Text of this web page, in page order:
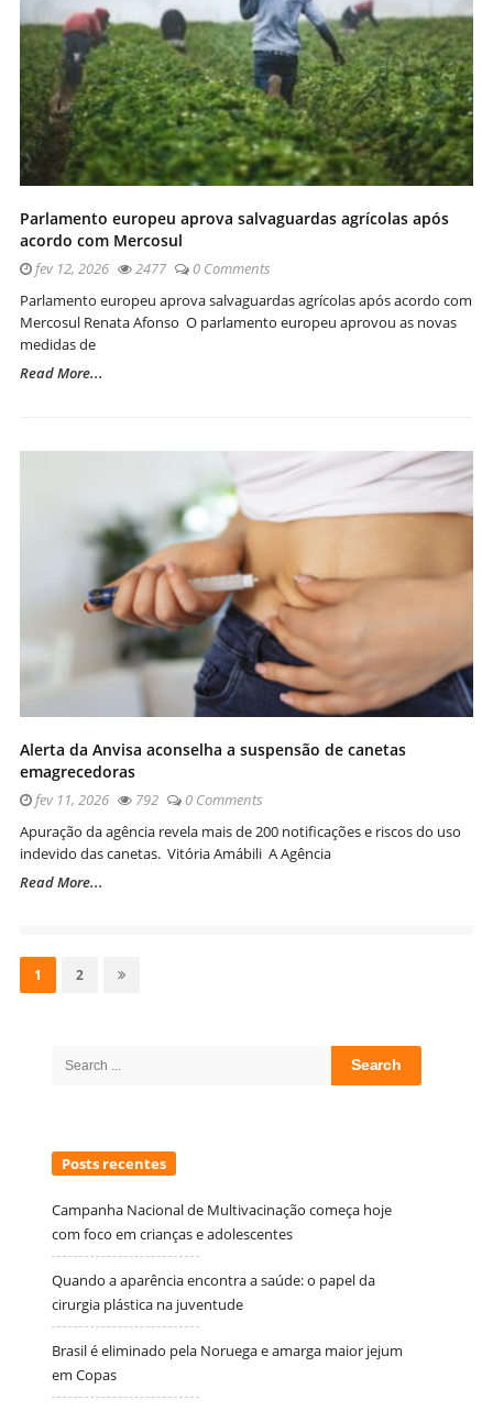
Parlamento europeu aprova salvaguardas agrícolas após
acordo com Mercosul
fev 12, 2026 2477
0 Comments
Parlamento europeu aprova salvaguardas agrícolas após acordo com
Mercosul Renata Afonso O parlamento europeu aprovou as novas
medidas de
Read More...
Alerta da Anvisa aconselha a suspensão de canetas
emagrecedoras
fev 11, 2026 792
0 Comments
Apuração da agência revela mais de 200 notificações e riscos do uso
indevido das canetas. Vitória Amábili A Agência
Read More...
por
posts
Page
1 Page
2
Search
Posts recentes
Campanha Nacional de Multivacinação começa hoje
com foco em crianças e adolescentes
Quando a aparência encontra a saúde: o papel da
cirurgia plástica na juventude
Brasil é eliminado pela Noruega e amarga maior jejum
em Copas